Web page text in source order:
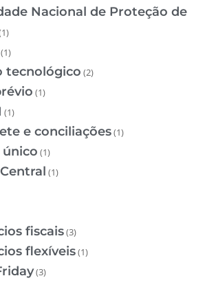
Nacional de Proteção de
(1)
tecnológico (2)
(1)
(1)
e conciliações(1)
único (1)
(1)
fiscais(3)
flexíveis(1)
(3)